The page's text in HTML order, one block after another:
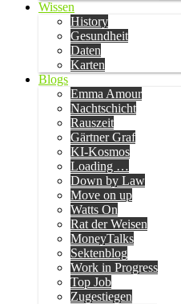
Wissen
History
Gesundheit
Daten
Karten
Blogs
Emma Amour
Nachtschicht
Rauszeit
Gärtner Graf
KI-Kosmos
Loading …
Down by Law
Move on up
Watts On
Rat der Weisen
MoneyTalks
Sektenblog
Work in Progress
Top Job
Zugestiegen